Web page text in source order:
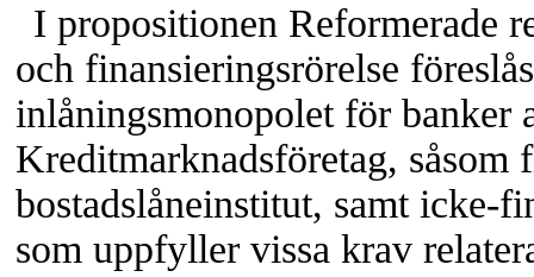
I propositionen Reformerade
och finansieringsrörelse
inlåningsmonopolet för banker
Kreditmarknadsföretag, såsom
bostadslåneinstitut, samt icke-
som uppfyller vissa krav